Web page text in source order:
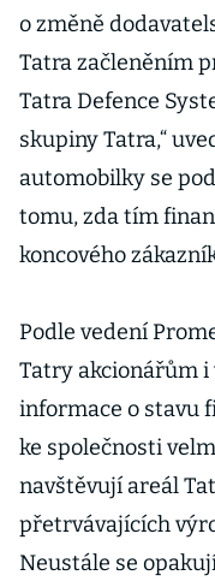
o změně
Tatra začleněním
Tatra Defence
skupiny Tatra,“
automobilky se
tomu, zda tím
koncového
Podle vedení
Tatry akcionářům
informace o stavu
ke společnosti
navštěvují areál
přetrvávajících
Neustále se